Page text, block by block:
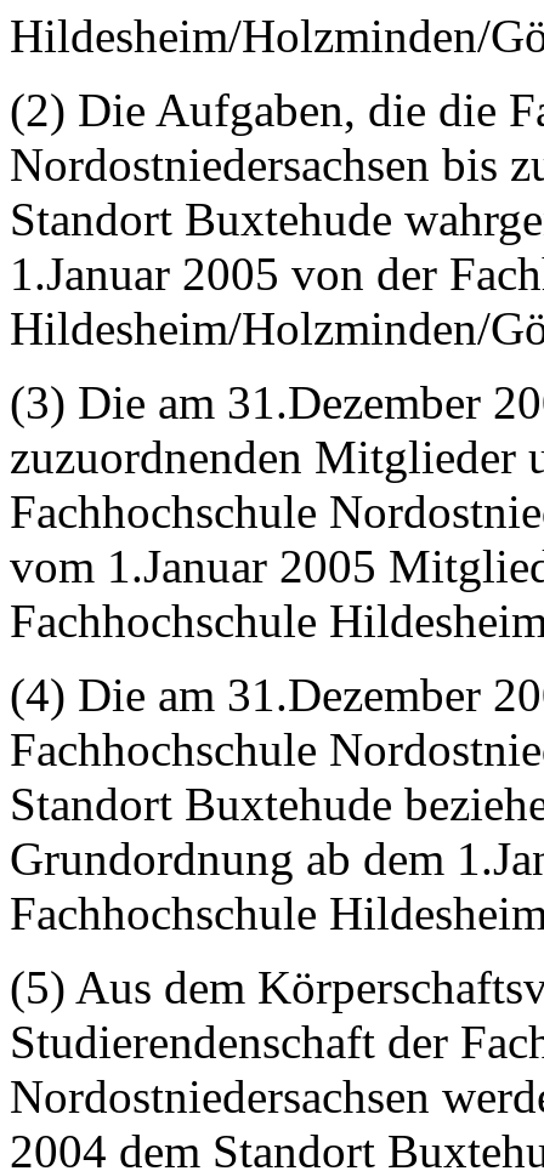
Hildesheim/Holzminden/
(2) Die Aufgaben, die die
Nordostniedersachsen bis
Standort Buxtehude
1.Januar 2005 von der
Hildesheim/Holzminden/
(3) Die am 31.Dezember
zuzuordnenden Mitglieder
Fachhochschule
vom 1.Januar 2005
Fachhochschule
(4) Die am 31.Dezember
Fachhochschule
Standort Buxtehude
Grundordnung ab dem
Fachhochschule
(5) Aus dem
Studierendenschaft der
Nordostniedersachsen
2004 dem Standort